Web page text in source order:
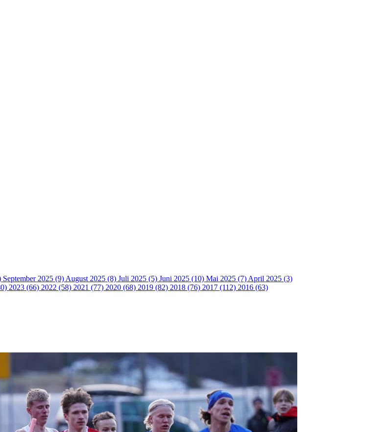
September 2025 (9) August 2025 (8) Juli 2025 (5) Juni 2025 (10) Mai 2025 (7) April 2025 (3)
2023 (66) 2022 (58) 2021 (77) 2020 (68) 2019 (82) 2018 (76) 2017 (112) 2016 (63)